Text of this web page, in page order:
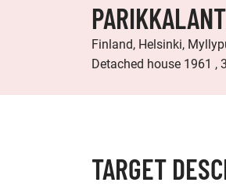
Finland, Helsinki,
Detached house 1961 ,
TARGET